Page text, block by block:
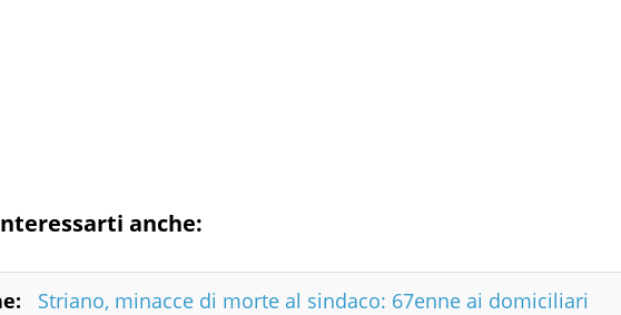
anche:
Striano, minacce di morte al sindaco: 67enne ai domiciliari